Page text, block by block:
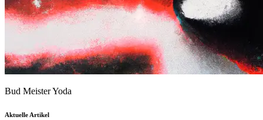
Bud Meister Yoda
Aktuelle Artikel